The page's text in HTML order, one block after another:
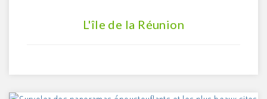
L'île de la Réunion